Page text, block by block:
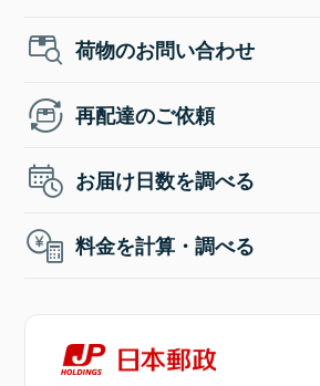
荷物のお問い合わせ
再配達のご依頼
お届け日数を調べる
料金を計算・調べる